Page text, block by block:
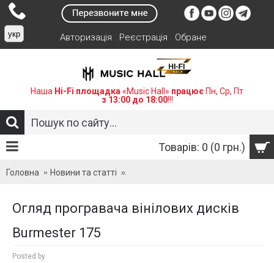
Авторизація Реєстрація Обране
укр
Наша Hi-Fi площадка «Music Hall» працює Пн, Ср, Пт
з 13:00 до 18:00!!!
Товарів: 0 (0 грн.)
Головна Новини та статті
Огляд програвача вінілових дисків
Burmester 175
Posted by